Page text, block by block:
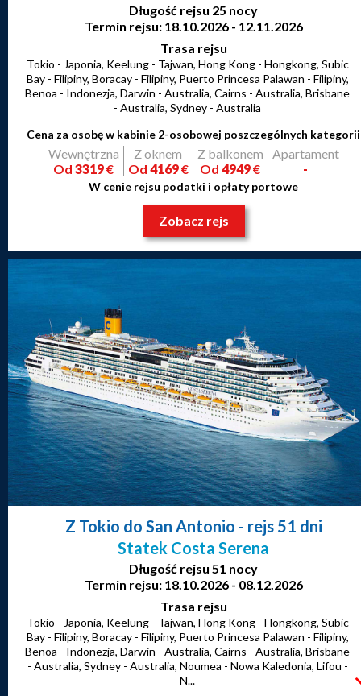
Długość rejsu 25 nocy
Termin rejsu: 18.10.2026 - 12.11.2026
Trasa rejsu
Tokio - Japonia, Keelung - Tajwan, Hong Kong - Hongkong, Subic
Bay - Filipiny, Boracay - Filipiny, Puerto Princesa Palawan - Filipiny,
Benoa - Indonezja, Darwin - Australia, Cairns - Australia, Brisbane
- Australia, Sydney - Australia
Cena za osobę w kabinie 2-osobowej poszczególnych kategorii
Wewnętrzna
Od 3319€
Z oknem
Od 4169€
Z balkonem
Od 4949€
Apartament
-
W cenie rejsu podatki i opłaty portowe
Zobacz rejs
Z Tokio do San Antonio - rejs 51 dni
Statek Costa Serena
Długość rejsu 51 nocy
Termin rejsu: 18.10.2026 - 08.12.2026
Trasa rejsu
Tokio - Japonia, Keelung - Tajwan, Hong Kong - Hongkong, Subic
Bay - Filipiny, Boracay - Filipiny, Puerto Princesa Palawan - Filipiny,
Benoa - Indonezja, Darwin - Australia, Cairns - Australia, Brisbane
- Australia, Sydney - Australia, Noumea - Nowa Kaledonia, Lifou -
N...